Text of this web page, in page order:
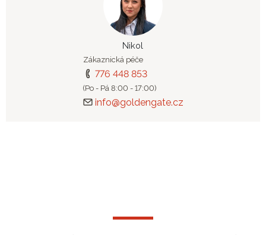
Nikol
Zákaznická péče
776 448 853
(Po - Pá 8:00 - 17:00)
info@goldengate.cz